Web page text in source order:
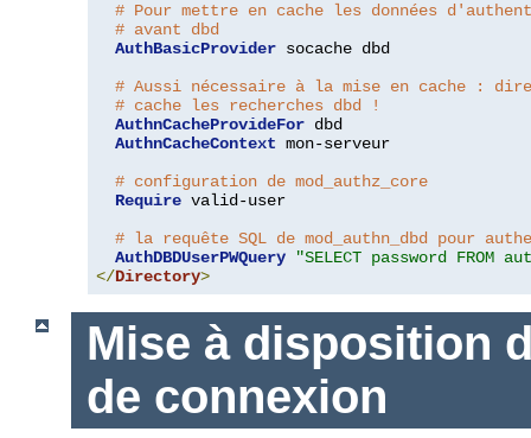
# Pour mettre en cache les données
# avant dbd
AuthBasicProvider socache dbd
# Aussi nécessaire à la mise en cache :
# cache les recherches dbd !
AuthnCacheProvideFor dbd
AuthnCacheContext mon-serveur
# configuration de mod_authz_core
Require valid-user
# la requête SQL de mod_authn_dbd pour
AuthDBDUserPWQuery
"SELECT password FROM
</Directory>
Mise à disposition
de connexion